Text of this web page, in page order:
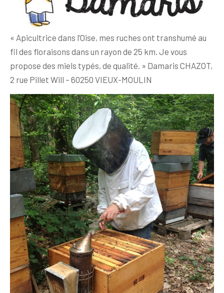
« Apicultrice dans l’Oise, mes ruches ont transhumé au
fil des floraisons dans un rayon de 25 km. Je vous
propose des miels typés, de qualité. » Damaris CHAZOT,
2 rue Pillet Will – 60250 VIEUX-MOULIN